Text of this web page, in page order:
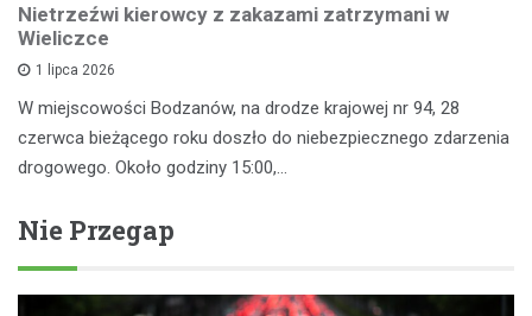
Nietrzeźwi kierowcy z zakazami zatrzymani w
Wieliczce
1 lipca 2026
W miejscowości Bodzanów, na drodze krajowej nr 94, 28
czerwca bieżącego roku doszło do niebezpiecznego zdarzenia
drogowego. Około godziny 15:00,…
Nie Przegap